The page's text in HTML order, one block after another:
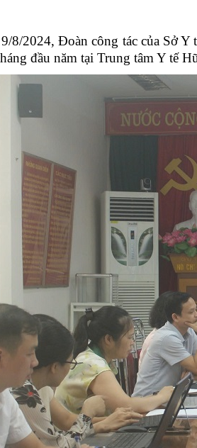
8/2024, Đoàn công tác của Sở
đầu năm tại Trung tâm Y tế